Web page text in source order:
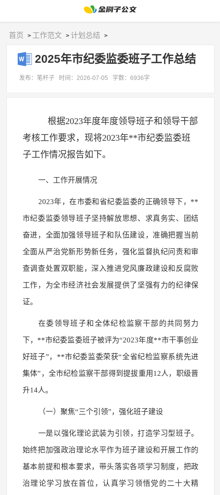
首页 > 工作范文 >计划总结 >
2025年市纪委监委班子工作总结
发布：笔杆子 时间：2026-07-05 字数：6936字
根据2023年度年度领导班子和领导干部
考核工作要求，现将2023年**市纪委监委班
子工作情况报告如下。
一、工作开展情况
2023年，在市委和省纪委监委的正确领导下，**
市纪委监委领导班子坚持解放思想、求真务实、团结
奋进，全面加强领导班子和队伍建设，准确把握当前
全面从严治党新形势新任务，强化监督执纪问责和审
查调查处置双职能，深入推进党风廉政建设和反腐败
工作，为全市经济社会发展提供了坚强有力的纪律保
证。
在委领导班子和全体纪检监察干部的共同努力
下，**市纪委监委班子被评为“2023年度**市干事创业
好班子”，**市纪委监委荣获“全省纪检监察系统先进
集体”，全市纪检监察干部得到提拔重用12人，职级晋
升14人。
（一）聚焦“三个引领”，强化班子建设
一是以强化理论武装为引领，打造学习型班子。
始终把加强政治理论水平作为班子建设和开展工作的
基本前提和根本要求，带头落实各项学习制度，把政
治理论学习放在首位，认真学习领悟党的二十大精